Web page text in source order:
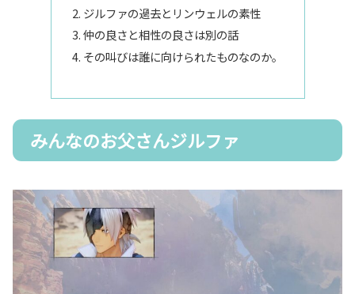
ジルファの過去とリンウェルの素性
仲の良さと相性の良さは別の話
その叫びは誰に向けられたものなのか。
みんなのお父さんジルファ